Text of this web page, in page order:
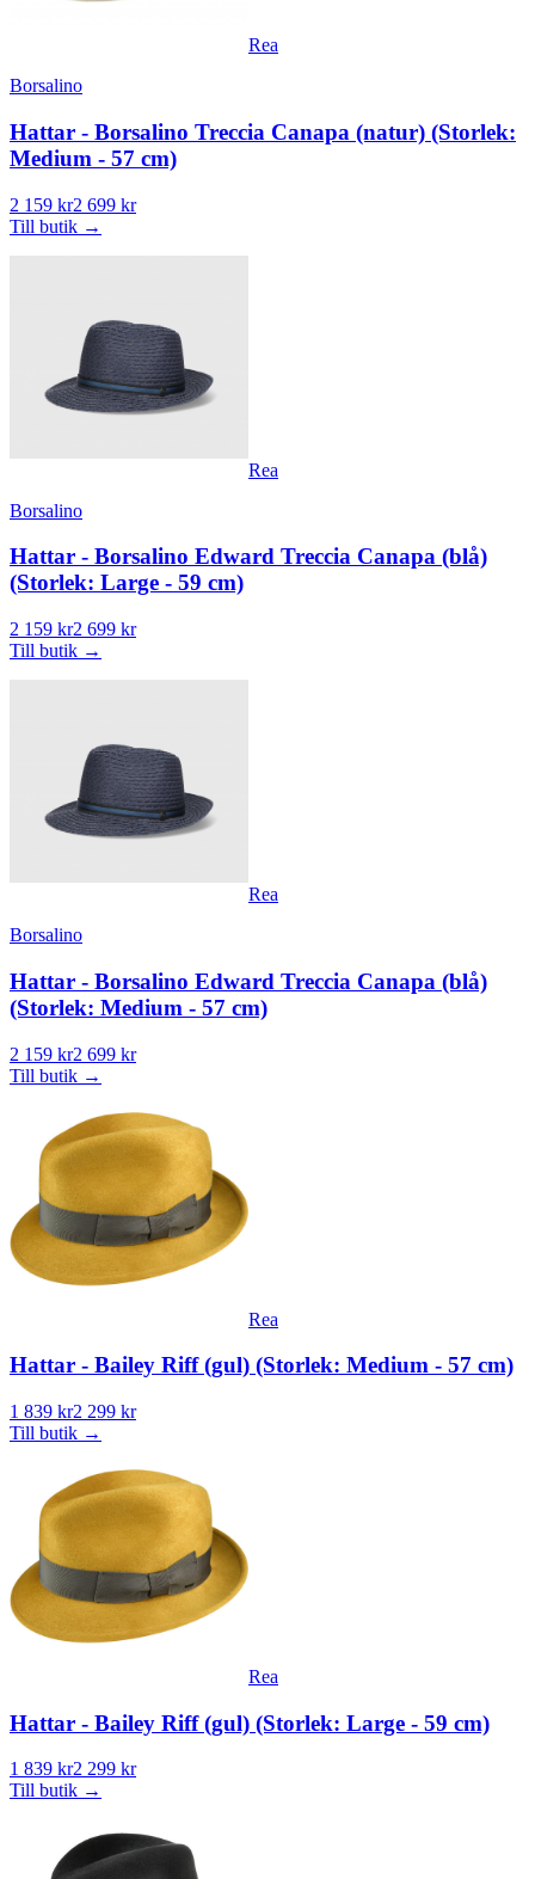
Rea
Borsalino
Hattar - Borsalino Treccia Canapa (natur) (Storlek:
Medium - 57 cm)
2 159 kr2 699 kr
Till butik →
Rea
Borsalino
Hattar - Borsalino Edward Treccia Canapa (blå)
(Storlek: Large - 59 cm)
2 159 kr2 699 kr
Till butik →
Rea
Borsalino
Hattar - Borsalino Edward Treccia Canapa (blå)
(Storlek: Medium - 57 cm)
2 159 kr2 699 kr
Till butik →
Rea
Hattar - Bailey Riff (gul) (Storlek: Medium - 57 cm)
1 839 kr2 299 kr
Till butik →
Rea
Hattar - Bailey Riff (gul) (Storlek: Large - 59 cm)
1 839 kr2 299 kr
Till butik →